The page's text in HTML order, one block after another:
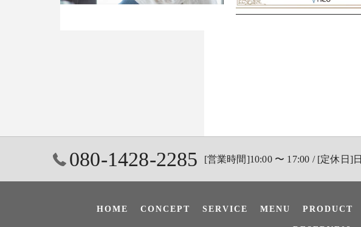
080-1428-2285 [営業時間]10:00 〜 17:00 / [定休日]日
HOME CONCEPT SERVICE MENU PRODUCT